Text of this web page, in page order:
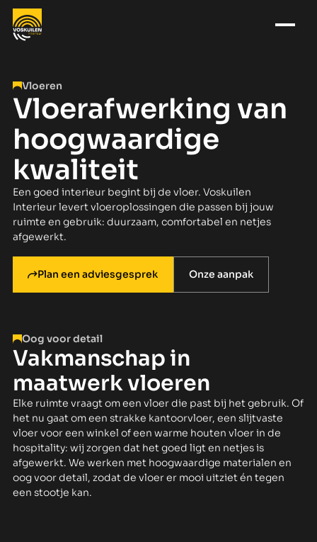
Vloeren
Vloerafwerking van
hoogwaardige
kwaliteit
Een goed interieur begint bij de vloer. Voskuilen
Interieur levert vloeroplossingen die passen bij jouw
ruimte en gebruik: duurzaam, comfortabel en netjes
afgewerkt.
Plan een adviesgesprek Onze aanpak
Oog voor detail
Vakmanschap in
maatwerk vloeren
Elke ruimte vraagt om een vloer die past bij het gebruik. Of
het nu gaat om een strakke kantoorvloer, een slijtvaste
vloer voor een winkel of een warme houten vloer in de
hospitality: wij zorgen dat het goed ligt en netjes is
afgewerkt. We werken met hoogwaardige materialen en
oog voor detail, zodat de vloer er mooi uitziet én tegen
een stootje kan.